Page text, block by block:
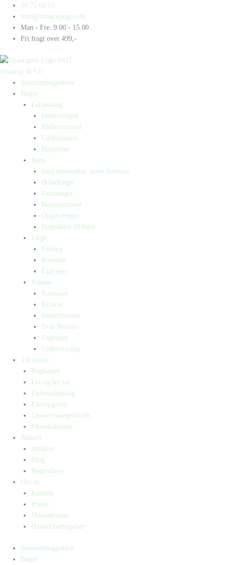
indholdet
30 71 00 03
mail@straarupogco.dk
Man - Fre: 9.00 - 15.00
Fri fragt over 499,-
Straarup & Co
Sommerbogpakker
Bøger
Letlæsning
Indskolingen
Mellemtrinnet
Udskolingen
Bogkasser
Børn
Små mennesker, store drømme
Billedbøger
Faktabøger
Børneromaner
Opgavebøger
Bogpakker til børn
Unge
Fantasy
Romaner
Fagbøger
Voksne
Romance
Krimier
Skønlitteratur
True Stories
Fagbøger
Undervisning
Til lærere
Bogkasser
Lix og let-tal
Universlæsning
Elevopgaver
Undervisningsforløb
Messekalender
Aktuelt
Artikler
Blog
Bogtrailere
Om os
Kontakt
Presse
Manuskripter
Handelsbetingelser
Sommerbogpakker
Bøger
Products
search
Products
search